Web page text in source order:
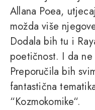
Allana Poea,
možda više
Dodala bih tu i
poetičnost. I da
Preporučila bih
fantastična
“Kozmokomike“.